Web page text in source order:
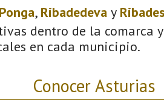
Ponga, Ribadedeva y
dentro de la comarca
en cada municipio.
Conocer Asturias